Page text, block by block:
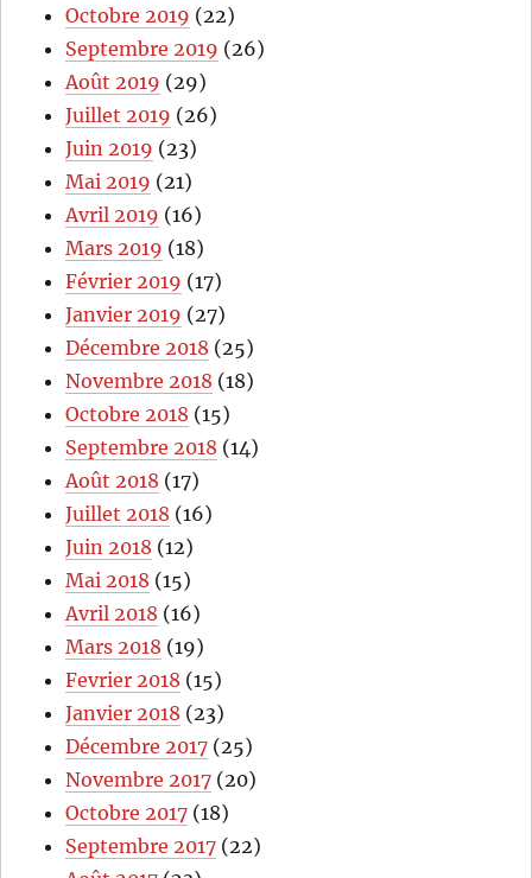
Octobre 2019 (22)
Septembre 2019 (26)
Août 2019 (29)
Juillet 2019 (26)
Juin 2019 (23)
Mai 2019 (21)
Avril 2019 (16)
Mars 2019 (18)
Février 2019 (17)
Janvier 2019 (27)
Décembre 2018 (25)
Novembre 2018 (18)
Octobre 2018 (15)
Septembre 2018 (14)
Août 2018 (17)
Juillet 2018 (16)
Juin 2018 (12)
Mai 2018 (15)
Avril 2018 (16)
Mars 2018 (19)
Fevrier 2018 (15)
Janvier 2018 (23)
Décembre 2017 (25)
Novembre 2017 (20)
Octobre 2017 (18)
Septembre 2017 (22)